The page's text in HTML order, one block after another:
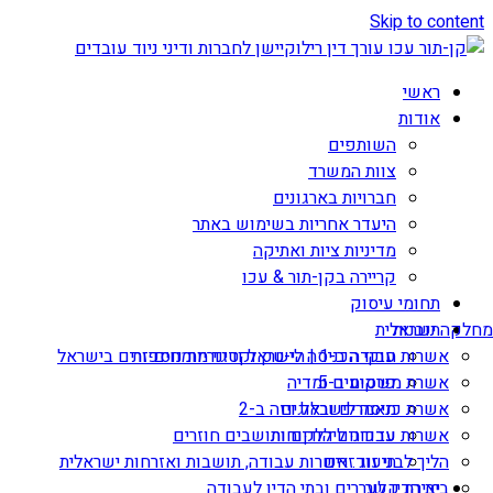
Skip to content
ראשי
אודות
השותפים
צוות המשרד
חברויות בארגונים
היעדר אחריות בשימוש באתר
מדיניות ציות ואתיקה
קריירה בקן-תור & עכו
תחומי עיסוק
מחלקה ישראלית
אשרות עבודה ב-1 | הי-טק וקטגוריות נוספות
אשרת משקיע ב-5
אשרת כניסה לישראל ויזה ב-2
אשרות עבודה ליהודים ותושבים חוזרים
הליך לבני זוג זרים
תובנות
חוקי הכניסה לישראל ודיני מומחים זרים בישראל
פרסומים ומדיה
מאמרים ובלוגים
עדכונים ללקוחות
תיעוד: אשרות עבודה, תושבות ואזרחות ישראלית